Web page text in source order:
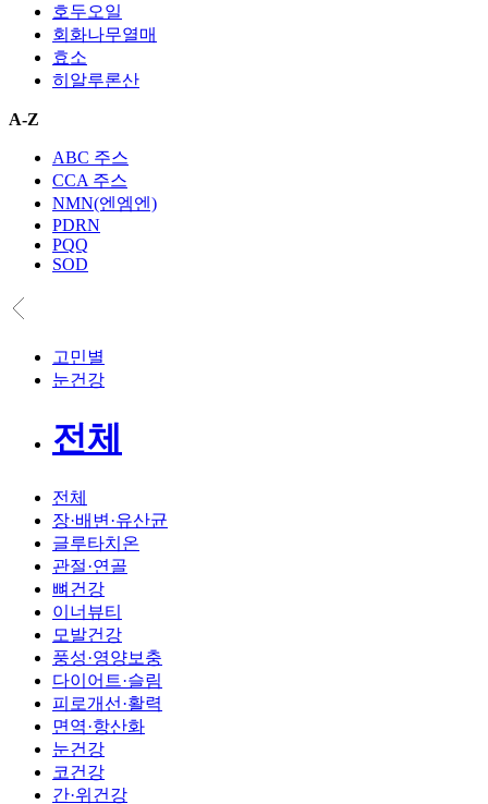
호두오일
회화나무열매
효소
히알루론산
A-Z
ABC 주스
CCA 주스
NMN(엔엠엔)
PDRN
PQQ
SOD
고민별
눈건강
전체
전체
장·배변·유산균
글루타치온
관절·연골
뼈건강
이너뷰티
모발건강
풍성·영양보충
다이어트·슬림
피로개선·활력
면역·항산화
눈건강
코건강
간·위건강